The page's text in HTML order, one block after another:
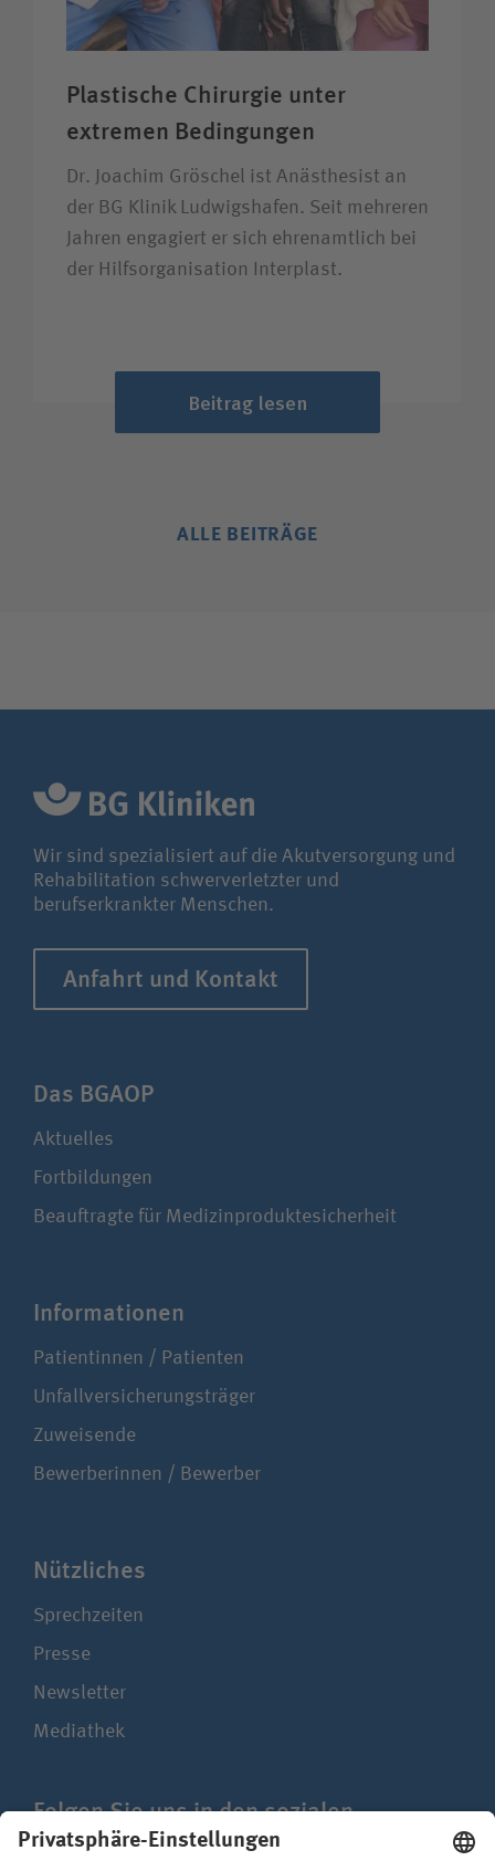
Plastische Chirurgie unter
extremen Bedingungen
Dr. Joachim Gröschel ist Anästhesist an
der BG Klinik Ludwigshafen. Seit mehreren
Jahren engagiert er sich ehrenamtlich bei
der Hilfsorganisation Interplast.
Beitrag lesen
ALLE BEITRÄGE
Wir sind spezialisiert auf die Akutversorgung und
Rehabilitation schwerverletzter und
berufserkrankter Menschen.
Anfahrt und Kontakt
Das BGAOP
Aktuelles
Fortbildungen
Beauftragte für Medizinproduktesicherheit
Infor­ma­ti­onen
Patientinnen / Patienten
Unfallversicherungsträger
Zuweisende
Bewerberinnen / Bewerber
Nützliches
Sprechzeiten
Presse
Newsletter
Mediathek
Folgen Sie uns in den sozialen
Netzwerken